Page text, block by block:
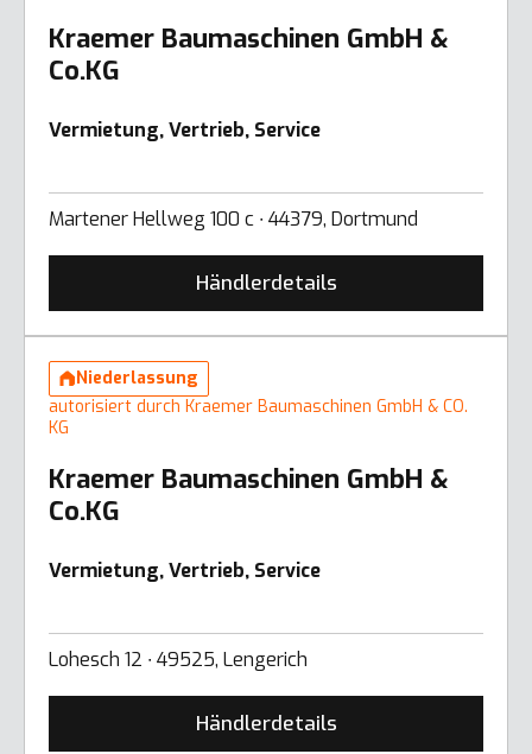
Kraemer Baumaschinen GmbH &
Co.KG
Vermietung, Vertrieb, Service
Martener Hellweg 100 c ∙ 44379, Dortmund
Händlerdetails
Niederlassung
autorisiert durch Kraemer Baumaschinen GmbH & CO.
KG
Kraemer Baumaschinen GmbH &
Co.KG
Vermietung, Vertrieb, Service
Lohesch 12 ∙ 49525, Lengerich
Händlerdetails